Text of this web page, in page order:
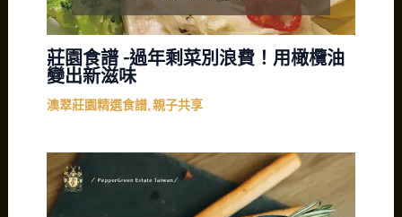
莊園食譜 -過年剩菜別浪費！用橄欖油
變出新滋味
澳翠莊園精選食譜,親子共享